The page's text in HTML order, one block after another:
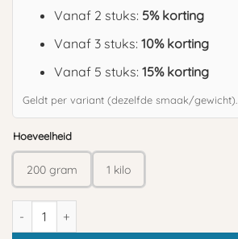
Vanaf 2 stuks: 5% korting
Vanaf 3 stuks: 10% korting
Vanaf 5 stuks: 15% korting
Geldt per variant (dezelfde smaak/gewicht).
Hoeveelheid
200 gram 1 kilo
Gedroogde paardenmaag aantal